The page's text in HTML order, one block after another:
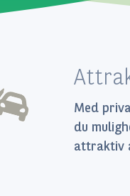
Med
du
attraktiv